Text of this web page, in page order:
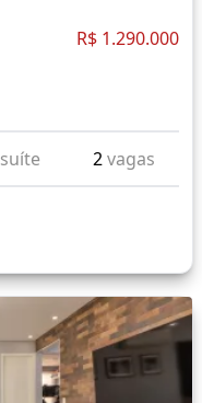
R$ 1.290.000
suíte 2vagas